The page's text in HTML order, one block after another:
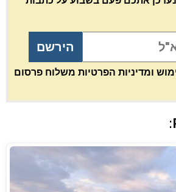
ומדיניות הפרטיות משלוח פרסום